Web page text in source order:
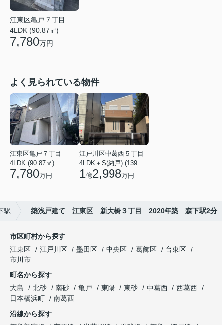
江東区亀戸７丁目
4LDK (90.87㎡)
7,780万円
よく見られている物件
江東区亀戸７丁目
4LDK (90.87㎡)
7,780万円
江戸川区中葛西５丁目
4LDK＋S(納戸) (139.49㎡)
1億2,998万円
駅 築浅戸建て 江東区 新大橋３丁目 2020年築 森下駅2分
市区町村から探す
江東区
江戸川区 墨田区 中央区 葛飾区
台東区
市川市
町名から探す
大島
北砂 南砂 亀戸 東陽 東砂 中葛西
西葛西
日本橋浜町
南葛西
沿線から探す